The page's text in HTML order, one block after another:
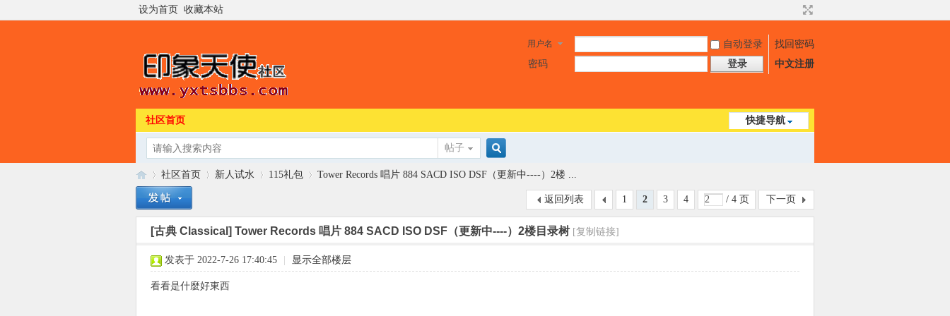
设为首页 收藏本站
用户名 自动登录
找回密码
密码
登录 中文注册
快捷导航
社区首页
帖子
搜
索
»
社区首页
›
新人试水
›
115礼包
›
Tower Records 唱片 884 SACD ISO DSF（更新中----）2楼 ...
1 2 3 4 / 4 页 下一页
返回列表
[古典 Classical] Tower Records 唱片 884 SACD ISO DSF（更新中----）2楼目录树 [复制链接]
发表于 2022-7-26 17:40:45 显示全部楼层
看看是什麼好東西